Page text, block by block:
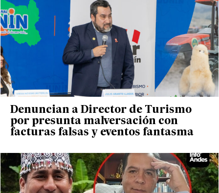
Denuncian a Director de Turismo
por presunta malversación con
facturas falsas y eventos fantasma